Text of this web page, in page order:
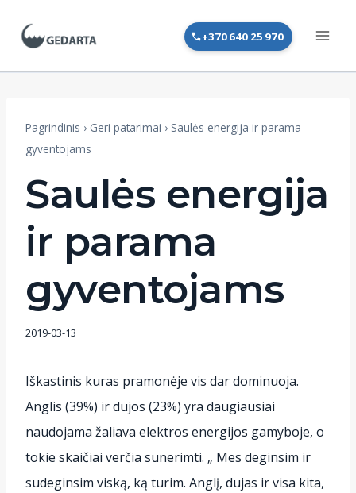
+370 640 25 970
Pagrindinis › Geri patarimai › Saulės energija ir parama
gyventojams
Saulės energija
ir parama
gyventojams
2019-03-13
Iškastinis kuras pramonėje vis dar dominuoja.
Anglis (39%) ir dujos (23%) yra daugiausiai
naudojama žaliava elektros energijos gamyboje, o
tokie skaičiai verčia sunerimti. „ Mes deginsim ir
sudeginsim viską, ką turim. Anglį, dujas ir visa kita,